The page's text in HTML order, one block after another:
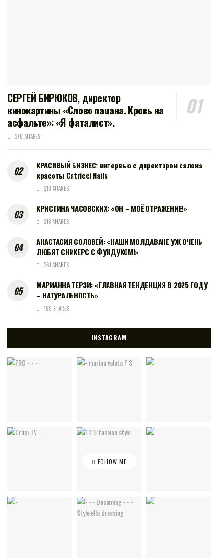
СЕРГЕЙ БИРЮКОВ, директор
кинокартины «Слово пацана. Кровь на
асфальте»: «Я фаталист».
270 SHARES
КРАСИВЫЙ БИЗНЕС: интервью с директором салона
красоты Catricci Nails
218 SHARES
КРИСТИНА ЧАСОВСКИХ: «ОН – МОЁ ОТРАЖЕНИЕ!»
218 SHARES
АНАСТАСИЯ СОЛОВЕЙ: «НАШИ МОЛДАВАНЕ УЖ ОЧЕНЬ
ЛЮБЯТ СНИКЕРС С ФУНДУКОМ!»
261 SHARES
МАРИАННА ТЕРЗИ: «ГЛАВНАЯ ТЕНДЕНЦИЯ В 2025 ГОДУ
– НАТУРАЛЬНОСТЬ»
199 SHARES
INSTAGRAM
FOLLOW ME